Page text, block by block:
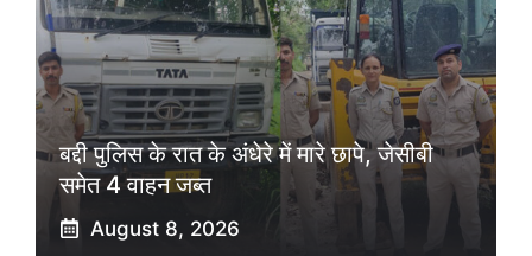
बद्दी पुलिस के रात के अंधेरे में मारे छापे, जेसीबी
समेत 4 वाहन जब्त
August 8, 2026